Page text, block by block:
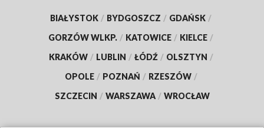
BIAŁYSTOK / BYDGOSZCZ / GDAŃSK /
GORZÓW WLKP. / KATOWICE / KIELCE /
KRAKÓW / LUBLIN / ŁÓDŹ / OLSZTYN /
OPOLE / POZNAŃ / RZESZÓW /
SZCZECIN / WARSZAWA / WROCŁAW